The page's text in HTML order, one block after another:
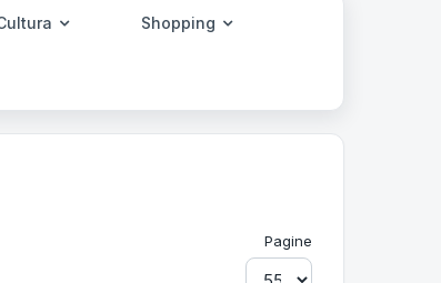
Shopping
Pagine